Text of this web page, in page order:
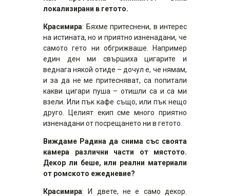
локализирани в гетото.
Красимира: Бяхме притеснени, в интерес
на истината, но и приятно изненадани, че
самото гето ни обгрижваше. Например
един ден ми свършиха цигарите и
веднага някой отиде – дочул е, че нямам,
и за да не ме притесняват, са попитали
какви цигари пуша – отишли са и са ми
взели. Или пък кафе също, или пък нещо
друго. Целият екип сме много приятно
изненадани от посрещането ни в гетото.
Виждаме Радина да снима със своята
камера различни части от мястото.
Декор ли беше, или реални материали
от ромското ежедневие?
Красимира: И двете, не е само декор.